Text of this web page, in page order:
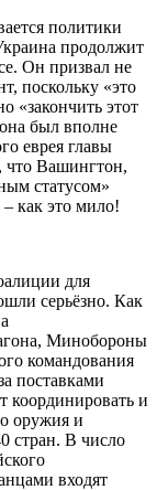
политики
продолжит
Он призвал не
поскольку «это
«закончить этот
был вполне
еврея главы
что Вашингтон,
статусом»
как это мило!
для
серьёзно. Как
Минобороны
командования
поставками
и
оружия и
стран. В число
входят